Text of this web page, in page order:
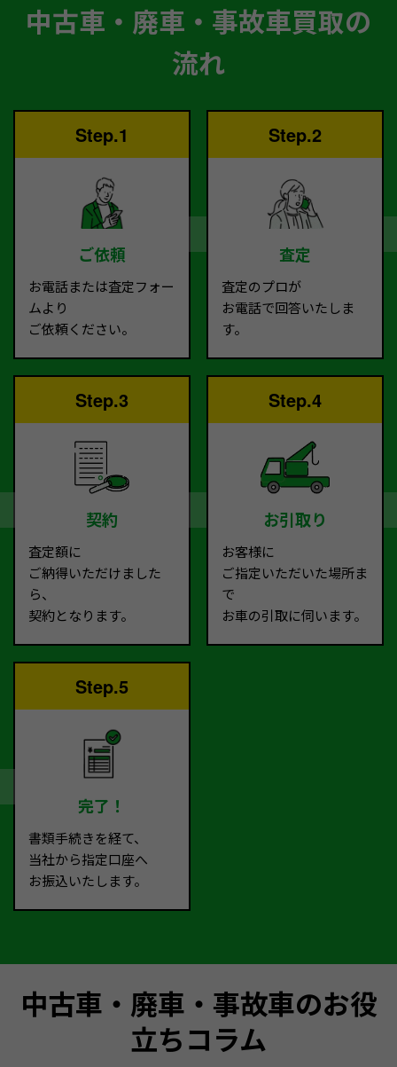
中古車・廃車・事故車買取の
流れ
Step.1
ご依頼
お電話または査定フォー
ムより
ご依頼ください。
Step.2
査定
査定のプロが
お電話で回答いたしま
す。
Step.3
契約
査定額に
ご納得いただけました
ら、
契約となります。
Step.4
お引取り
お客様に
ご指定いただいた場所ま
で
お車の引取に伺います。
Step.5
完了！
書類手続きを経て、
当社から指定口座へ
お振込いたします。
中古車・廃車・事故車のお役
立ちコラム